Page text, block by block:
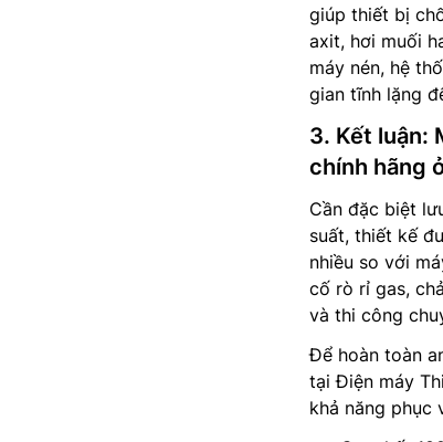
giúp thiết bị
axit, hơi muối
máy nén, hệ
gian tĩnh lặng
3. Kết luận:
chính hãng
Cần đặc biệt
suất, thiết kế
nhiều so với
cố rò rỉ gas,
và thi công
Để hoàn toàn
tại Điện máy
khả năng phục